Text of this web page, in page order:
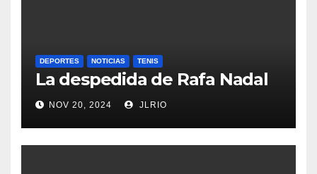
DEPORTES NOTICIAS TENIS
La despedida de Rafa Nadal
NOV 20, 2024 JLRIO